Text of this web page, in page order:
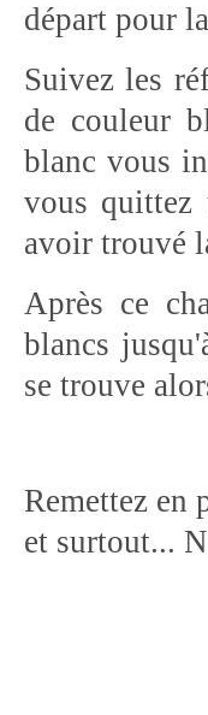
départ pour
Suivez les
de couleur
blanc vous
vous quittez
avoir trouvé
Après ce
blancs
se trouve
Remettez en
et surtout...